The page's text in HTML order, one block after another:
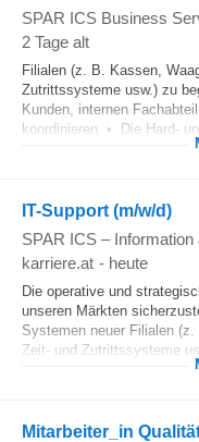
SPAR ICS Business
2 Tage alt
Filialen (z. B. Kassen,
Zutrittssysteme usw.) zu
Kunden, internen
koordinieren • Die Hard-
IT-Support (m/w/d)
SPAR ICS –
karriere.at - heute
Die operative und
unseren Märkten
Systemen neuer Filialen
Zeit- und Zutrittssysteme
Mitarbeiter_in